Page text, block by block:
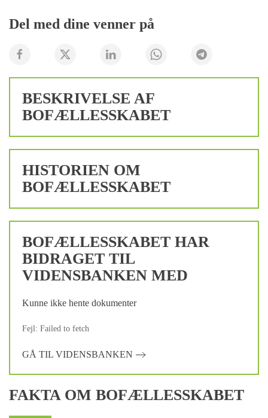
Del med dine venner på
BESKRIVELSE AF
BOFÆLLESSKABET
HISTORIEN OM
BOFÆLLESSKABET
BOFÆLLESSKABET HAR
BIDRAGET TIL
VIDENSBANKEN MED
Kunne ikke hente dokumenter
Fejl: Failed to fetch
GÅ TIL VIDENSBANKEN
FAKTA OM BOFÆLLESSKABET